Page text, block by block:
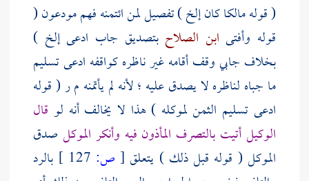
( قوله مالكا كان إلخ ) تفصيل لمن ائتمنه فهم مودعون (
قوله وأفتى ابن الصلاحبتصديق جاب ادعى إلخ )
بخلاف جابي وقف أقامه غير ناظره كواقفه ادعى تسليم
ما جباه لناظره لا يصدق عليه ؛ لأنه لم يأتمنه م ر( قوله
ادعى تسليم الثمن لموكله ) هذا لا يخالف أنه لو قال
الوكيل أتيت بالتصرف المأذون فيه وأنكر الموكل صدق
الموكل ( قوله قبل ذلك ) يتعلق [ ص:
بالرد